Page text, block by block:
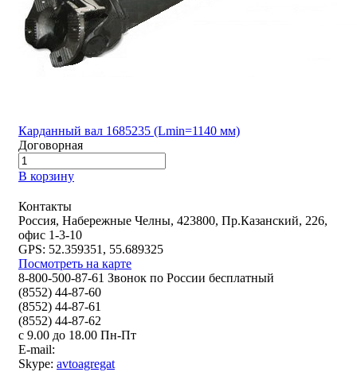
Карданный вал 1685235 (Lmin=1140 мм)
Договорная
В корзину
Контакты
Россия, Набережные Челны, 423800, Пр.Казанский, 226,
офис 1-3-10
GPS: 52.359351, 55.689325
Посмотреть на карте
8-800-500-87-61 Звонок по России бесплатный
(8552) 44-87-60
(8552) 44-87-61
(8552) 44-87-62
с 9.00 до 18.00 Пн-Пт
E-mail:
Skype: avtoagregat